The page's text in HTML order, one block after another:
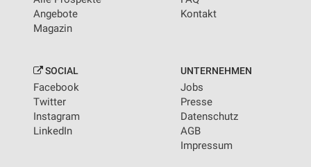
Angebote
Magazin
Kontakt
SOCIAL
Facebook
Twitter
Instagram
LinkedIn
UNTERNEHMEN
Jobs
Presse
Datenschutz
AGB
Impressum